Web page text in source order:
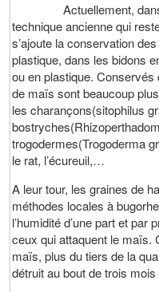
Actuellement, dans le
technique ancienne qui
s’ajoute la conservation
plastique, dans les bidons
ou en plastique.
de maïs sont beaucoup
les charançons(sitophilus
trogodermes(Trogoderma
le rat, l’écureuil,…
A leur tour, les graines de
méthodes locales à
l’humidité d’une part et
ceux qui attaquent le
maïs, plus du tiers de la
détruit au bout de trois